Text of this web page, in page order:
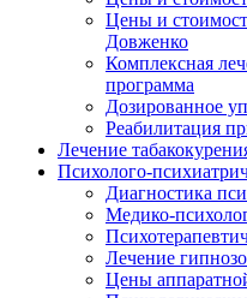
Цены и
Довженко
Комплексная
программа
Дозированное
Реабилитация
Лечение
Психолого-
Диагностика
Медико-
Лечение
Цены